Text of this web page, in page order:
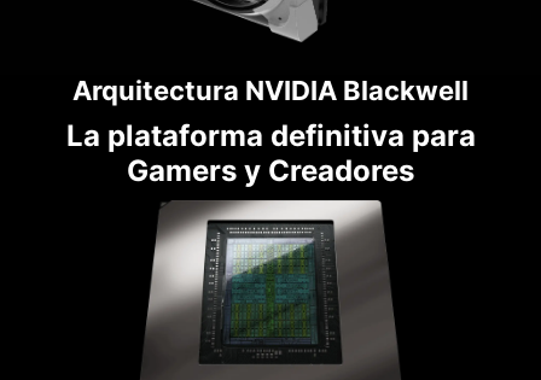
Arquitectura NVIDIA Blackwell
La plataforma definitiva para
Gamers y Creadores